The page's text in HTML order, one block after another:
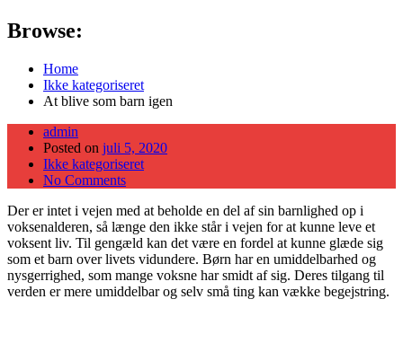
Browse:
Home
Ikke kategoriseret
At blive som barn igen
admin
Posted on juli 5, 2020
Ikke kategoriseret
No Comments
Der er intet i vejen med at beholde en del af sin barnlighed op i
voksenalderen, så længe den ikke står i vejen for at kunne leve et
voksent liv. Til gengæld kan det være en fordel at kunne glæde sig
som et barn over livets vidundere. Børn har en umiddelbarhed og
nysgerrighed, som mange voksne har smidt af sig. Deres tilgang til
verden er mere umiddelbar og selv små ting kan vække begejstring.